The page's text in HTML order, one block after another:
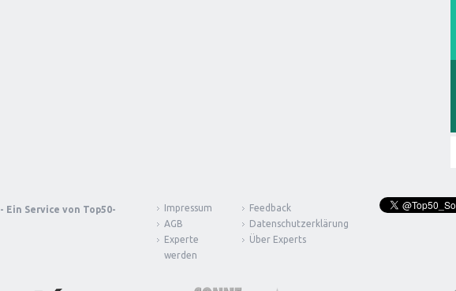
- Ein Service von Top50-
Impressum
Feedback
AGB
Datenschutzerklärung
Experte
werden
Über Experts